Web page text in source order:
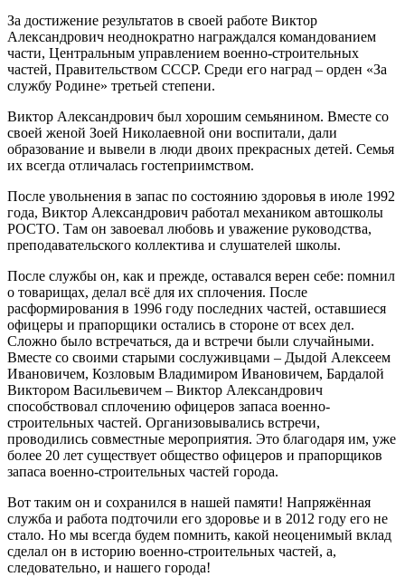
За достижение результатов в своей работе Виктор
Александрович неоднократно награждался командованием
части, Центральным управлением военно-строительных
частей, Правительством СССР. Среди его наград – орден «За
службу Родине» третьей степени.
Виктор Александрович был хорошим семьянином. Вместе со
своей женой Зоей Николаевной они воспитали, дали
образование и вывели в люди двоих прекрасных детей. Семья
их всегда отличалась гостеприимством.
После увольнения в запас по состоянию здоровья в июле 1992
года, Виктор Александрович работал механиком автошколы
РОСТО. Там он завоевал любовь и уважение руководства,
преподавательского коллектива и слушателей школы.
После службы он, как и прежде, оставался верен себе: помнил
о товарищах, делал всё для их сплочения. После
расформирования в 1996 году последних частей, оставшиеся
офицеры и прапорщики остались в стороне от всех дел.
Сложно было встречаться, да и встречи были случайными.
Вместе со своими старыми сослуживцами – Дыдой Алексеем
Ивановичем, Козловым Владимиром Ивановичем, Бардалой
Виктором Васильевичем – Виктор Александрович
способствовал сплочению офицеров запаса военно-
строительных частей. Организовывались встречи,
проводились совместные мероприятия. Это благодаря им, уже
более 20 лет существует общество офицеров и прапорщиков
запаса военно-строительных частей города.
Вот таким он и сохранился в нашей памяти! Напряжённая
служба и работа подточили его здоровье и в 2012 году его не
стало. Но мы всегда будем помнить, какой неоценимый вклад
сделал он в историю военно-строительных частей, а,
следовательно, и нашего города!